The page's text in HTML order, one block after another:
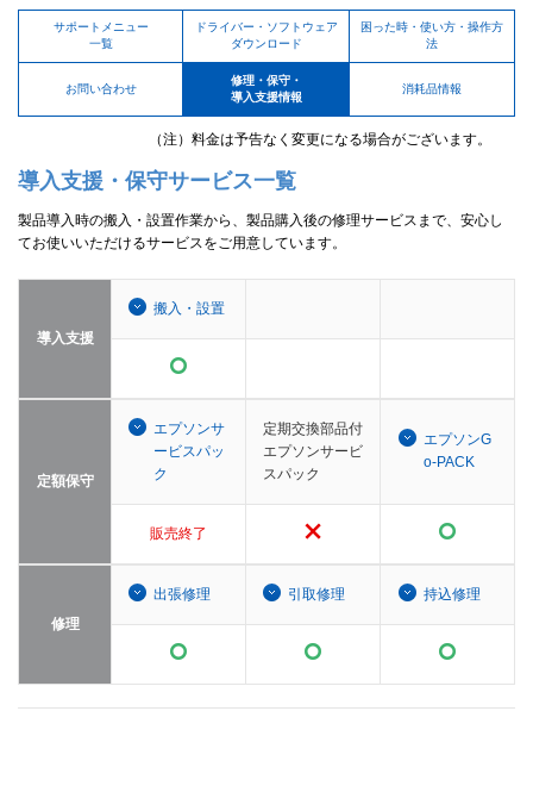
サポートメニュー
一覧
ドライバー・ソフトウェア
ダウンロード
困った時・使い方・操作方
法
お問い合わせ
修理・保守・
導入支援情報
消耗品情報
（注）料金は予告なく変更になる場合がございます。
導入支援・保守サービス一覧
製品導入時の搬入・設置作業から、製品購入後の修理サービスまで、安心し
てお使いいただけるサービスをご用意しています。
導入支援
搬入・設置
定額保守
エプソンサ
ービスパッ
ク
定期交換部品付
エプソンサービ
スパック
エプソンG
o-PACK
販売終了
修理
出張修理 引取修理 持込修理